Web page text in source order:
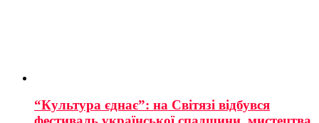
“Культура єднає”: на Світязі відбувся